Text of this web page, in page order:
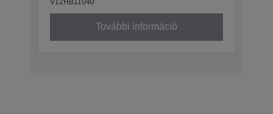
További információ